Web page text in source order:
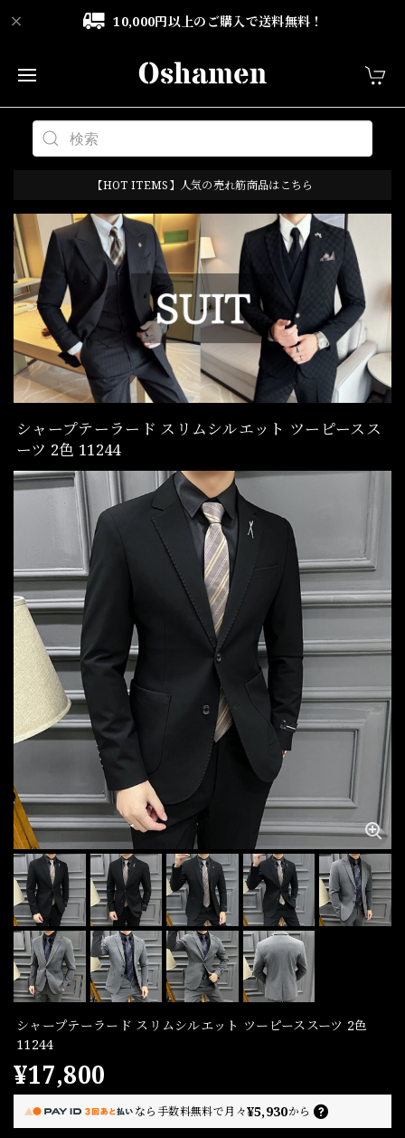
10,000円以上のご購入で送料無料！
【HOT ITEMS】人気の売れ筋商品はこちら
シャープテーラード スリムシルエット ツーピースス
ーツ 2色 11244
シャープテーラード スリムシルエット ツーピーススーツ 2色
11244
¥17,800
なら手数料無料で月々¥5,930から